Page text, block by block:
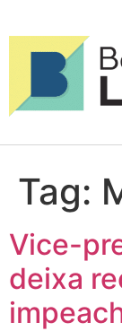
Tag:
Vice-
deixa